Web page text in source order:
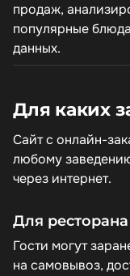
продаж,
популярные
данных.
Для каких
Сайт с онлайн-
любому
через интернет.
Для ресторана
Гости могут
на самовывоз,